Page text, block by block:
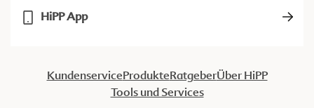
HiPP App
KundenserviceProdukteRatgeberÜber HiPP
Tools und Services